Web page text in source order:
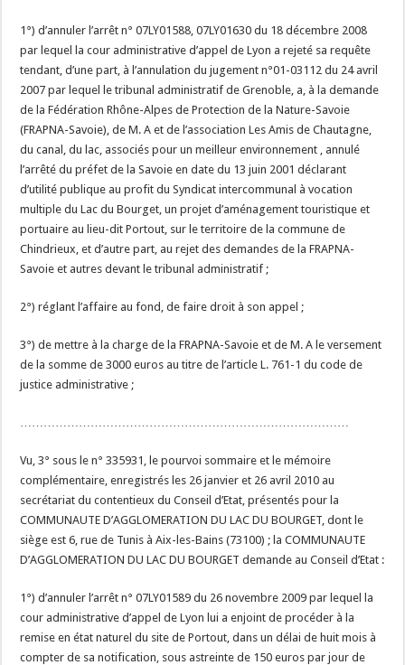
1°) d’annuler l’arrêt n° 07LY01588, 07LY01630 du 18 décembre 2008
par lequel la cour administrative d’appel de Lyon a rejeté sa requête
tendant, d’une part, à l’annulation du jugement n°01-03112 du 24 avril
2007 par lequel le tribunal administratif de Grenoble, a, à la demande
de la Fédération Rhône-Alpes de Protection de la Nature-Savoie
(FRAPNA-Savoie), de M. A et de l’association Les Amis de Chautagne,
du canal, du lac, associés pour un meilleur environnement , annulé
l’arrêté du préfet de la Savoie en date du 13 juin 2001 déclarant
d’utilité publique au profit du Syndicat intercommunal à vocation
multiple du Lac du Bourget, un projet d’aménagement touristique et
portuaire au lieu-dit Portout, sur le territoire de la commune de
Chindrieux, et d’autre part, au rejet des demandes de la FRAPNA-
Savoie et autres devant le tribunal administratif ;
2°) réglant l’affaire au fond, de faire droit à son appel ;
3°) de mettre à la charge de la FRAPNA-Savoie et de M. A le versement
de la somme de 3000 euros au titre de l’article L. 761-1 du code de
justice administrative ;
…………………………………………………………………………
Vu, 3° sous le n° 335931, le pourvoi sommaire et le mémoire
complémentaire, enregistrés les 26 janvier et 26 avril 2010 au
secrétariat du contentieux du Conseil d’Etat, présentés pour la
COMMUNAUTE D’AGGLOMERATION DU LAC DU BOURGET, dont le
siège est 6, rue de Tunis à Aix-les-Bains (73100) ; la COMMUNAUTE
D’AGGLOMERATION DU LAC DU BOURGET demande au Conseil d’Etat :
1°) d’annuler l’arrêt n° 07LY01589 du 26 novembre 2009 par lequel la
cour administrative d’appel de Lyon lui a enjoint de procéder à la
remise en état naturel du site de Portout, dans un délai de huit mois à
compter de sa notification, sous astreinte de 150 euros par jour de